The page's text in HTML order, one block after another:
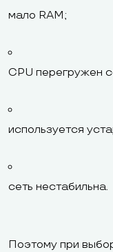
мало RAM;
CPU перегружен
используется
сеть нестабильна.
Поэтому при